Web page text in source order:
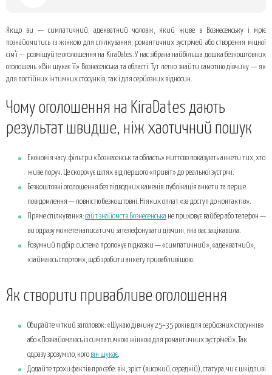
Як створити привабливе оголошення
Типові помилки, яких варто уникати
Якщо ви — симпатичний, адекватний чоловік, який живе в Вознесенську і мріє
познайомитись із жінкою для спілкування, романтичних зустрічей або створення міцної
сім’ї — розміщуйте оголошення на KiraDates. У нас зібрана найбільша дошка безкоштовних
оголошень «Він шукає її» Вознесенська та області. Тут легко знайти самотню дівчину — як
для постійних інтимних стосунків, так і для серйозних відносин.
Чому оголошення на KiraDates дають
результат швидше, ніж хаотичний пошук
Економія часу: фільтри «Вознесенськ та область» миттєво показують анкети тих, хто
живе поруч. Це скорочує шлях від першого «привіт» до реальної зустрічі.
Безкоштовні оголошення без підводних каменів: публікація анкети та перше
повідомлення — повністю безкоштовні. Ніяких оплат «за доступ до контактів».
Пряме спілкування:сайт знайомств Вознесенська не приховує вайбер або телефон —
ви одразу можете написати чи зателефонувати дівчині, яка вас зацікавила.
Розумний підбір: система пропонує підказки — «симпатичний», «адекватний»,
«займаюсь спортом», щоб зробити анкету привабливішою.
Як створити привабливе оголошення
Обирайте чіткий заголовок: «Шукаю дівчину 25–35 років для серйозних стосунків»
або «Познайомлюсь із симпатичною жінкою для романтичних зустрічей». Так
одразу зрозуміло, кого він шукає.
Додайте трохи фактів про себе: вік, зріст (високий, середній), статура, чи є шкідливі